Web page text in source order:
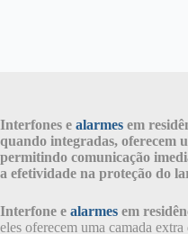
Interfones e alarmes em
quando integradas, oferecem
permitindo comunicação
a efetividade na proteção do
Interfone e alarmes em
eles oferecem uma camada